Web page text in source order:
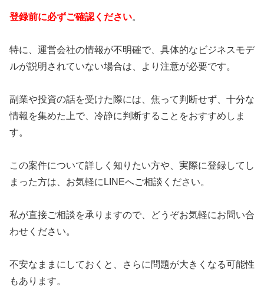
登録前に必ずご確認ください。
特に、運営会社の情報が不明確で、具体的なビジネスモデ
ルが説明されていない場合は、より注意が必要です。
副業や投資の話を受けた際には、焦って判断せず、十分な
情報を集めた上で、冷静に判断することをおすすめしま
す。
この案件について詳しく知りたい方や、実際に登録してし
まった方は、お気軽にLINEへご相談ください。
私が直接ご相談を承りますので、どうぞお気軽にお問い合
わせください。
不安なままにしておくと、さらに問題が大きくなる可能性
もあります。